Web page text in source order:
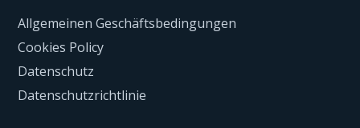
Allgemeinen Geschäftsbedingungen
Cookies Policy
Datenschutz
Datenschutzrichtlinie